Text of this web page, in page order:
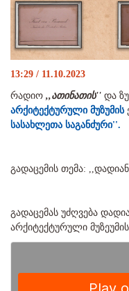
13:29 / 11.10.2023
რადიო ,,ათინათის'' და
არქიტექტურული მუზუმის
სასახლეთა საგანძური''.
გადაცემის თემა:
გადაცემას უძღვება
არქიტექტურული